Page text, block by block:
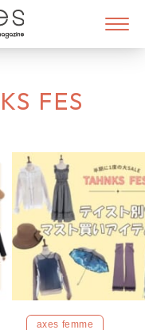
FES
axes femme